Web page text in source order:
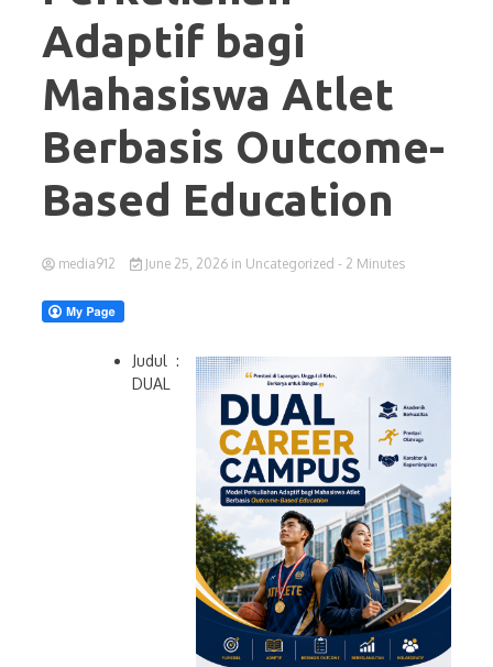
Adaptif bagi
Mahasiswa Atlet
Berbasis Outcome-
Based Education
media912 June 25, 2026 in Uncategorized - 2 Minutes
Judul :
DUAL